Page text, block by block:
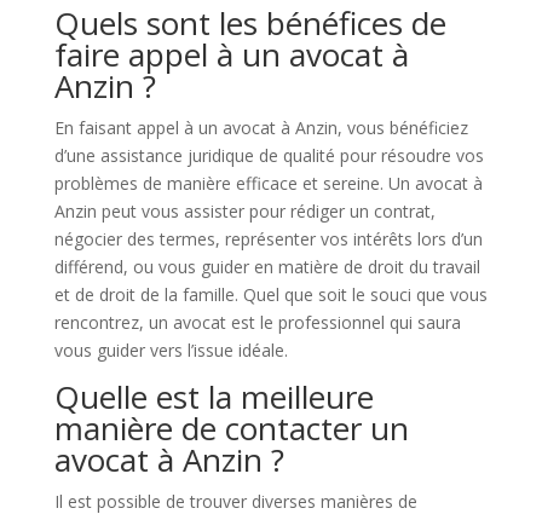
Quels sont les bénéfices de
faire appel à un avocat à
Anzin ?
En faisant appel à un avocat à Anzin, vous bénéficiez
d’une assistance juridique de qualité pour résoudre vos
problèmes de manière efficace et sereine. Un avocat à
Anzin peut vous assister pour rédiger un contrat,
négocier des termes, représenter vos intérêts lors d’un
différend, ou vous guider en matière de droit du travail
et de droit de la famille. Quel que soit le souci que vous
rencontrez, un avocat est le professionnel qui saura
vous guider vers l’issue idéale.
Quelle est la meilleure
manière de contacter un
avocat à Anzin ?
Il est possible de trouver diverses manières de